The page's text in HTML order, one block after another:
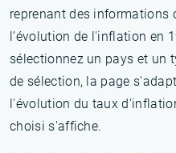
reprenant des informations
l’évolution de l'inflation en
sélectionnez un pays et un
de sélection, la page
l'évolution du taux
choisi s'affiche.